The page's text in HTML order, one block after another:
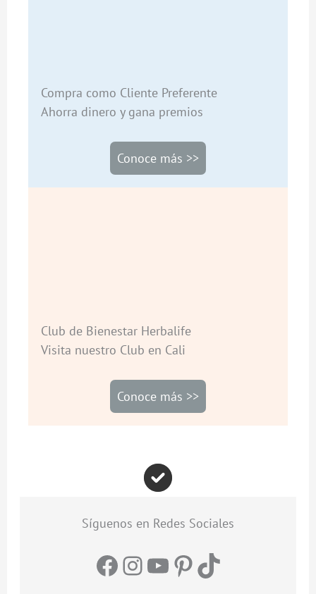
Compra como Cliente Preferente
Ahorra dinero y gana premios
Conoce más >>
Club de Bienestar Herbalife
Visita nuestro Club en Cali
Conoce más >>
Síguenos en Redes Sociales